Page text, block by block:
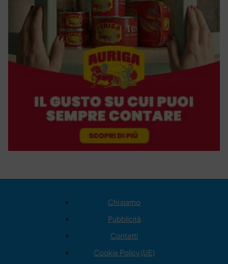
Chi siamo
Pubblicità
Contatti
Cookie Policy (UE)